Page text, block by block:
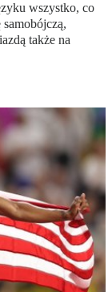
wszystko, co
samobójczą,
także na